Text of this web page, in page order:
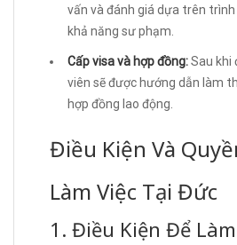
vấn và đánh giá dựa trên
khả năng sư phạm.
Cấp visa và hợp đồng:Sau khi
viên sẽ được hướng dẫn làm
hợp đồng lao động.
Điều Kiện Và
Làm Việc Tại Đức
1. Điều Kiện Để